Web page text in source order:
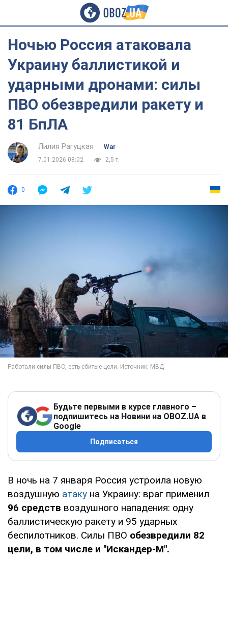
Ночью Россия атаковала
Украину баллистикой и
ударными дронами: силы
ПВО обезвредили ракету и
81 БпЛА
Лилия Рагуцкая
War
7.01.2026 08:02
2,5 т.
0
Будьте первыми в курсе главного –
подпишитесь на Новини на OBOZ.UA в
Google
Подписаться
В ночь на 7 января Россия устроила новую
воздушную атаку на Украину: враг применил
96 средств воздушного нападения: одну
баллистическую ракету и 95 ударных
беспилотников. Силы ПВО обезвредили 82
цели, в том числе и "Искандер-М".